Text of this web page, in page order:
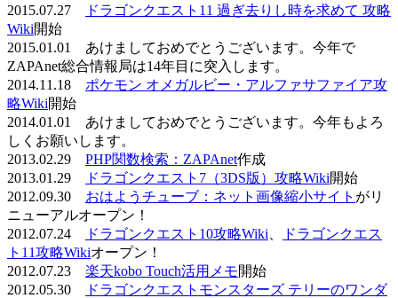
2015.07.27
ドラゴンクエスト11 過ぎ去りし時を求めて 攻略
Wiki開始
2015.01.01 あけましておめでとうございます。今年で
ZAPAnet総合情報局は14年目に突入します。
2014.11.18 ポケモン オメガルビー・アルファサファイア攻
略Wiki開始
2014.01.01 あけましておめでとうございます。今年もよろ
しくお願いします。
2013.02.29 PHP関数検索：ZAPAnet作成
2013.01.29
ドラゴンクエスト7（3DS版）攻略Wiki開始
2012.09.30 おはようチューブ：ネット画像縮小サイト がリ
ニューアルオープン！
2012.07.24
ドラゴンクエスト10攻略Wiki
ドラゴンクエス
ト11攻略Wikiオープン！
2012.07.23 楽天kobo Touch活用メモ開始
2012.05.30
ドラゴンクエストモンスターズ テリーのワンダ